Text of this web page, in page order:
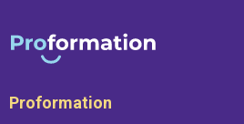
Proformation